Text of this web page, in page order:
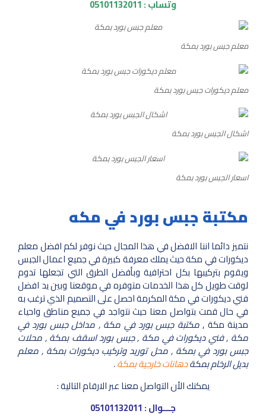
وتساب : 05101132011
معلم جبس بورد بمكة
معلم ديكورات جبس بورد بمكة
اشكال الجبس بورد بمكة
اسعار الجبس بورد بمكة
مكتبة جبس بورد في مكه
نتميز دائما اننا الافضل في هذا المجال حيث نوفر لكم افضل معلم
ديكورات في مكة حيث يملك معرفة كبيرة في جميع اعمال الجبس
ويقوم بتركيبها بكل احترافية وبأفضل الطرق التي تجعلها تدوم
لوقت طويل كل هذا الخدمات متوفره في موقعنا وبين يد افضل
فني ديكورات في مكة المكرمة احصل على التصميم الذي ترغب به
في حال قمت بتواصل معنا حيث نتواجد في جميع مناطق واحياء
مدينة مكة ,مكتبة جبس بورد في مكة , مداخل جبس بورد في
مكة , فني ديكورات في مكة , جبس بورد اسقف بمكة , محلات
جبس بورد في بمكة , محل توريد وتركيب ديكورات بمكة , معلم
بديل الرخام بمكةدهانات خارجية بمكة.
يمكنك الأن التواصل معنا عبر الارقام التالية :
جـــوال : 05101132011